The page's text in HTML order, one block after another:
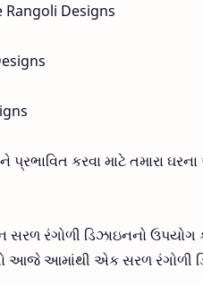
Rangoli Designs
કરવા માટે તમારા
સરળ રંગોળી ડિઝાઇનનો
તો આજે આમાંથી એક સરળ